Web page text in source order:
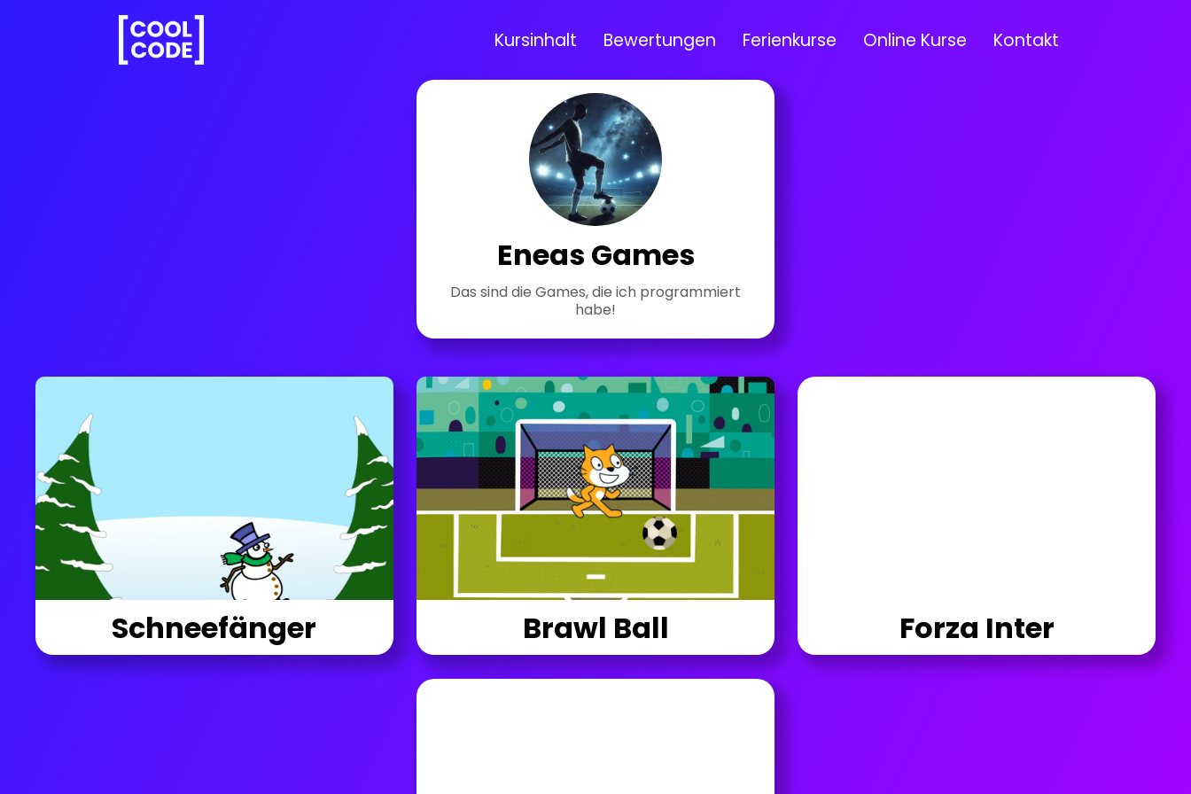
Eneas Games
Das sind die Games, die ich programmiert
habe!
Schneefänger Brawl Ball Forza Inter
Kursinhalt Bewertungen Ferienkurse Online Kurse Kontakt